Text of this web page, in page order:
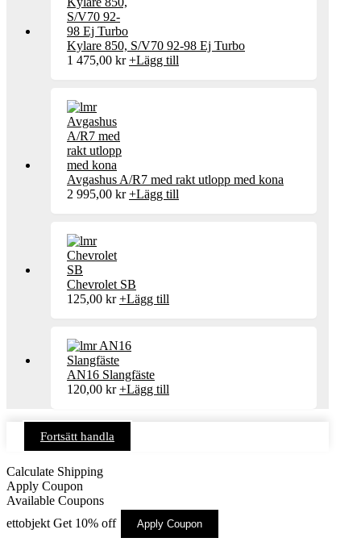
Kylare 850, S/V70 92-98 Ej Turbo
1 475,00 kr +Lägg till
Avgashus A/R7 med rakt utlopp med kona
2 995,00 kr +Lägg till
Chevrolet SB
125,00 kr +Lägg till
AN16 Slangfäste
120,00 kr +Lägg till
Fortsätt handla
Calculate Shipping
Apply Coupon
Available Coupons
ettobjekt Get 10% off Apply Coupon